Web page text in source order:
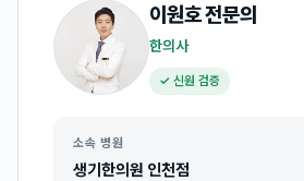
이원호전문의
한의사
✓ 신원 검증
소속 병원
생기한의원 인천점